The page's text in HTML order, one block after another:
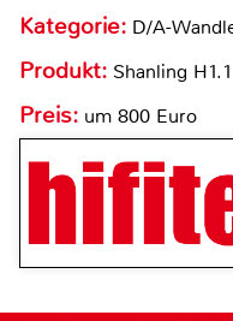
Kategorie: D/A-
Produkt: Shanling H1.1
Preis: um 800 Euro